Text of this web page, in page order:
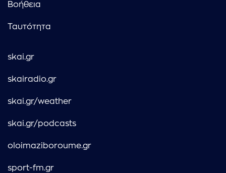
Βοήθεια
Ταυτότητα
skai.gr
skairadio.gr
skai.gr/weather
skai.gr/podcasts
oloimaziboroume.gr
sport-fm.gr